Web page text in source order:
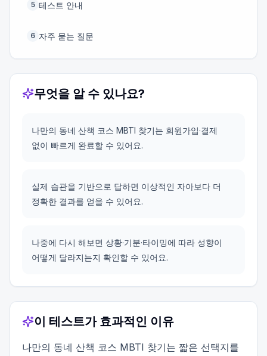
5 테스트 안내
6 자주 묻는 질문
무엇을 알 수 있나요?
나만의 동네 산책 코스 MBTI 찾기는 회원가입·결제
없이 빠르게 완료할 수 있어요.
실제 습관을 기반으로 답하면 이상적인 자아보다 더
정확한 결과를 얻을 수 있어요.
나중에 다시 해보면 상황·기분·타이밍에 따라 성향이
어떻게 달라지는지 확인할 수 있어요.
이 테스트가 효과적인 이유
나만의 동네 산책 코스 MBTI 찾기는 짧은 선택지를